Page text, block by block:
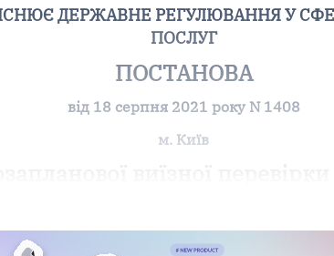
ДЕРЖАВНЕ РЕГУЛЮВАННЯ У
ПОСЛУГ
ПОСТАНОВА
від 18 серпня 2021 року N 1408
м. Київ
виїзної